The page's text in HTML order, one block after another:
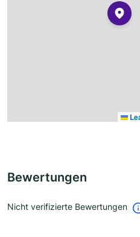
Bewertungen
Nicht verifizierte Bewertungen